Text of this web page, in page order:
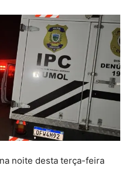
noite desta terça-feira